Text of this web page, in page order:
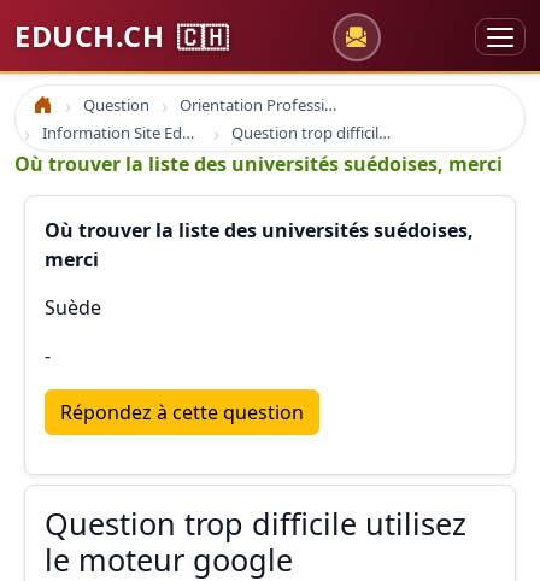
EDUCH.CH 🇨🇭
Accueil Question
Orientation Professionnelle
Information Site Educh.ch
Question trop difficile utilisez le moteur google
Où trouver la liste des universités suédoises, merci
Où trouver la liste des universités suédoises,
merci
Suède
-
Répondez à cette question
Question trop difficile utilisez
le moteur google